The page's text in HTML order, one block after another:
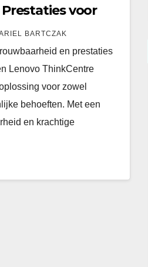
voor
BARTCZAK
en prestaties
Lenovo ThinkCentre
voor zowel
behoeften. Met een
en krachtige